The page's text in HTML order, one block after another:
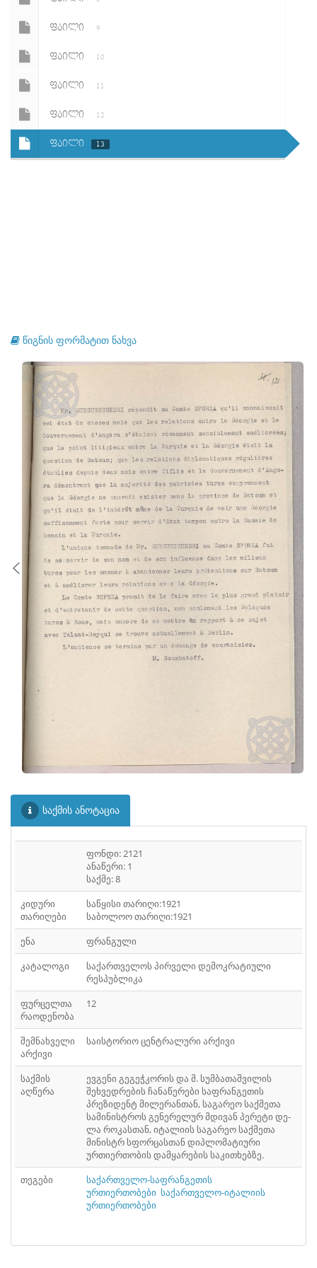
ᲤᲐᲘᲚᲘ 9
ᲤᲐᲘᲚᲘ 10
ᲤᲐᲘᲚᲘ 11
ᲤᲐᲘᲚᲘ 12
ᲤᲐᲘᲚᲘ 13
წიგნის ფორმატით ნახვა
საქმის ანოტაცია
ფონდი: 2121
ანაწერი: 1
საქმე: 8
კიდური
თარიღები
საწყისი თარიღი:1921
საბოლოო თარიღი:1921
ენა
ფრანგული
კატალოგი
საქართველოს პირველი დემოკრატიული
რესპუბლიკა
ფურცელთა
რაოდენობა
12
შემნახველი
არქივი
საისტორიო ცენტრალური არქივი
საქმის
აღწერა
ევგენი გეგეჭკორის და მ. სუმბათაშვილის
შეხვედრების ჩანაწერები საფრანგეთის
პრეზიდენტ მილერანთან, საგარეო საქმეთა
სამინისტროს გენერელურ მდივან პერეტი დე-
ლა როკასთან, იტალიის საგარეო საქმეთა
მინისტრ სფორცასთან დიპლომატიური
ურთიერთობის დამყარების საკითხებზე.
თეგები
საქართველო-საფრანგეთის
ურთიერთობები საქართველო-იტალიის
ურთიერთობები